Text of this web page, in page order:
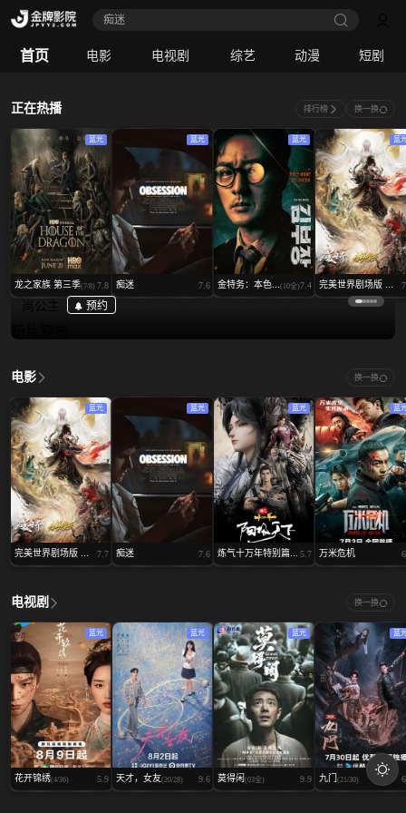
痴迷
首页 电影 电视剧 综艺 动漫 短剧
电影｜ 动作
正在热播 排行榜 换一换
蓝光
龙之家族 第三季(7/8) 7.8
蓝光
痴迷 7.6
蓝光
金特务：本色... (10全)7.4
蓝
完美世界剧场版 ...
尚公主 预约
电影 换一换
蓝光
完美世界剧场版 ... 7.7
蓝光
痴迷 7.6
蓝光
炼气十万年特别篇... 5.7
蓝
万米危机
电视剧 换一换
蓝光
花开锦绣(4/36) 5.9
蓝光
天才，女友(20/28) 9.6
蓝光
莫得闲 (03全) 9.9
蓝
九门 (21/30)